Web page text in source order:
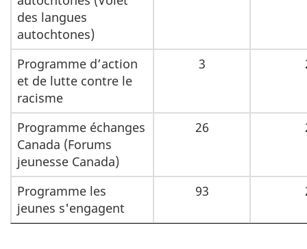
des langues
autochtones)
Programme d’action
et de lutte contre le
racisme
3
Programme échanges
Canada (Forums
jeunesse Canada)
26
Programme les
jeunes s'engagent
93